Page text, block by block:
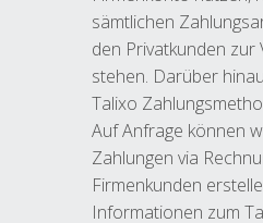
sämtlichen
den Privatkunden zur
stehen. Darüber
Talixo
Auf Anfrage können
Zahlungen via
Firmenkunden
Informationen zum